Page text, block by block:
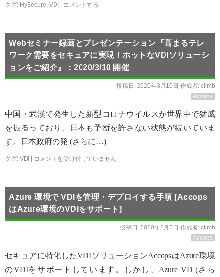
タグ: HySecure, VDI コメントする
Webセミナー録画とプレゼンテーション『高まるテレ
ワーク需要をセキュアに実現！ホットなVDIソリューシ
ョンをご紹介』：2020/3/10 開催
投稿日: 2020年3月10日 作成者: climb
Accops
中国・武漢で発生した新型コロナウイルスが世界中で猛威
を振るっており、日本も予断を許さない状態が続いていま
す。日本政府の発 (さらに…)
タグ: VDI コメントを受け付けていません
Azure 環境で VDIを管理・デプロイする手順 [Accops
はAzure環境のVDIをサポート]
投稿日: 2020年2月5日 作成者: climb
Accops
セキュアに特化したVDIソリューションAccopsはAzure環境
のVDIをサポートしています。しかし、Azure VD (さら